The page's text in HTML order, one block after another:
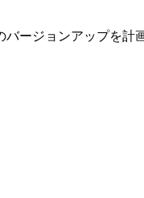
バージョンアップを計